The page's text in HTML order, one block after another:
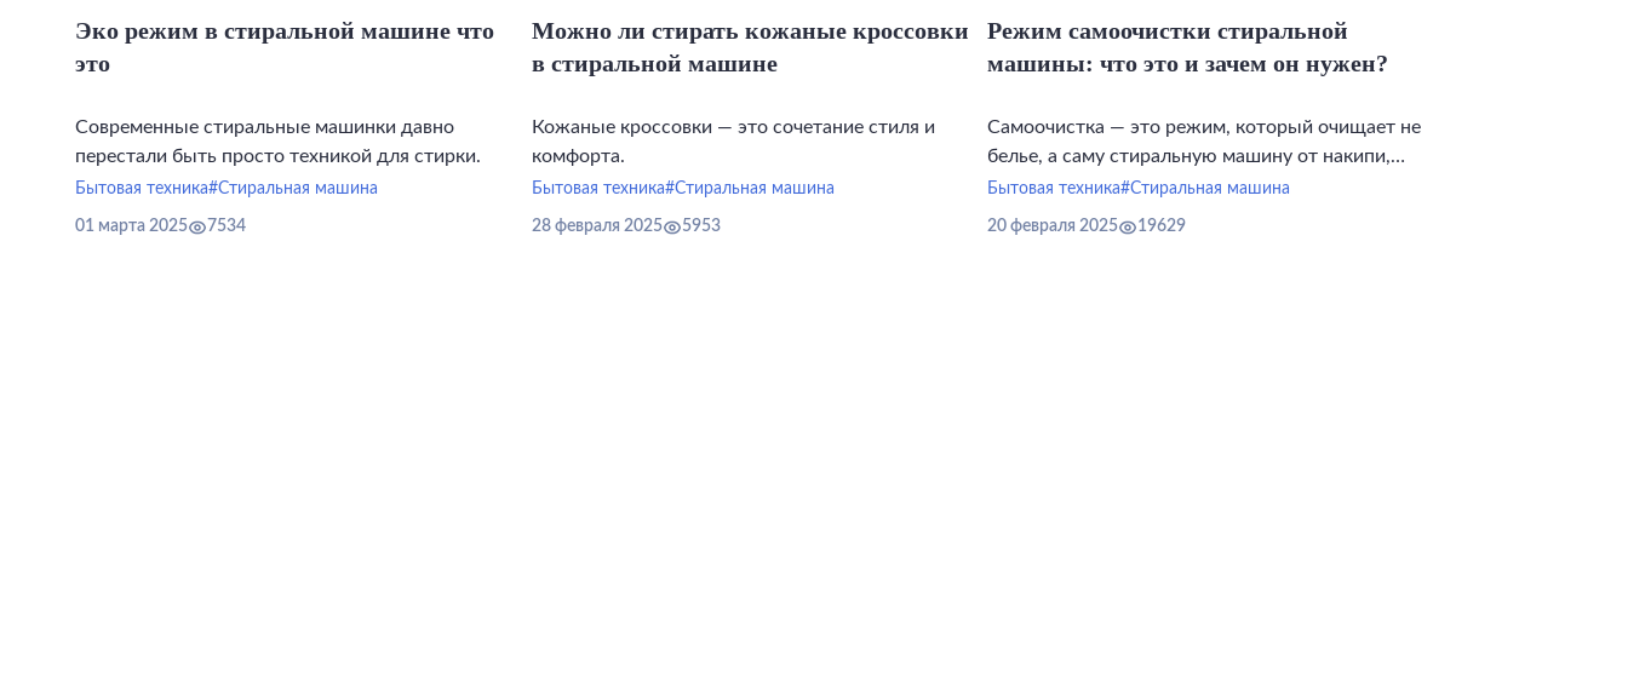
Эко режим в стиральной машине что
это
Современные стиральные машинки давно
перестали быть просто техникой для стирки.
Бытовая техника#Стиральная машина
01 марта 2025 7534
Можно ли стирать кожаные кроссовки
в стиральной машине
Кожаные кроссовки — это сочетание стиля и
комфорта.
Бытовая техника#Стиральная машина
28 февраля 2025 5953
Режим самоочистки стиральной
машины: что это и зачем он нужен?
Самоочистка — это режим, который очищает не
белье, а саму стиральную машину от накипи,
мыльного налета, плесени и запахов.
Бытовая техника#Стиральная машина
20 февраля 2025 19629